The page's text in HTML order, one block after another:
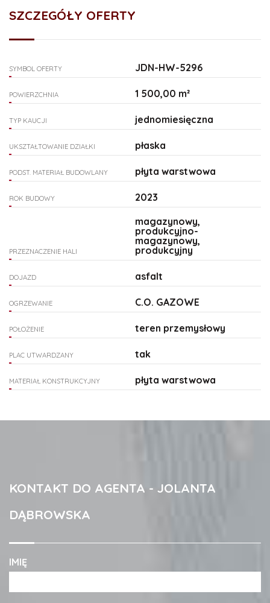
SZCZEGÓŁY OFERTY
SYMBOL OFERTY JDN-HW-5296
POWIERZCHNIA 1 500,00 m²
TYP KAUCJI jednomiesięczna
UKSZTAŁTOWANIE DZIAŁKI płaska
PODST. MATERIAŁ BUDOWLANY płyta warstwowa
ROK BUDOWY 2023
PRZEZNACZENIE HALI
magazynowy,
produkcyjno-
magazynowy,
produkcyjny
DOJAZD asfalt
OGRZEWANIE C.O. GAZOWE
POŁOŻENIE teren przemysłowy
PLAC UTWARDZANY tak
MATERIAŁ KONSTRUKCYJNY płyta warstwowa
KONTAKT DO AGENTA - JOLANTA
DĄBROWSKA
IMIĘ